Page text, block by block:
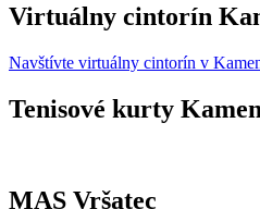
Virtuálny cintorín
Navštívte virtuálny cintorín v
Tenisové kurty
MAS Vršatec